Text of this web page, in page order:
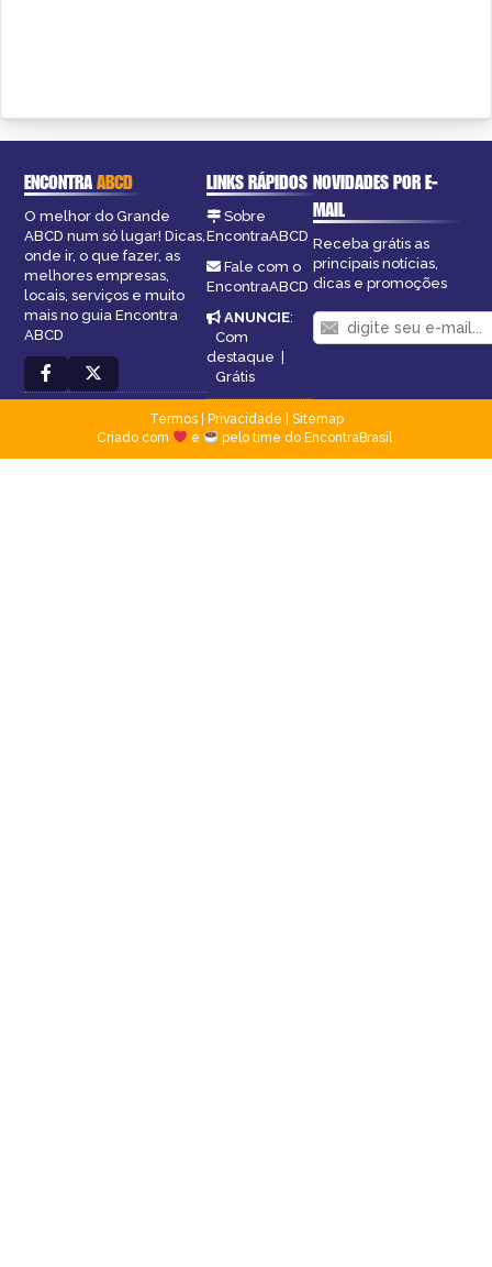
ENCONTRAABCD
O melhor do Grande
ABCD num só lugar! Dicas,
onde ir, o que fazer, as
melhores empresas,
locais, serviços e muito
mais no guia Encontra
ABCD
LINKS RÁPIDOS
Sobre
EncontraABCD
Fale com o
EncontraABCD
ANUNCIE:
Com
destaque |
Grátis
NOVIDADES POR E-
MAIL
Receba grátis as
principais notícias,
dicas e promoções
Termos| Privacidade
Sitemap
Criado com
e pelo time do EncontraBrasil